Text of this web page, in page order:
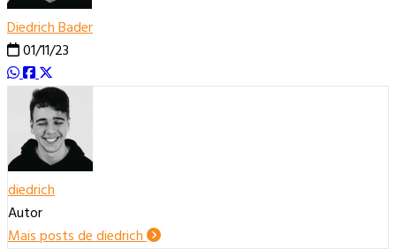
Diedrich Bader
01/11/23
diedrich
Autor
Mais posts de diedrich